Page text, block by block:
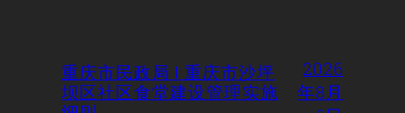
重庆市民政局 | 重庆市沙坪
坝区社区食堂建设管理实施
2026
年8月